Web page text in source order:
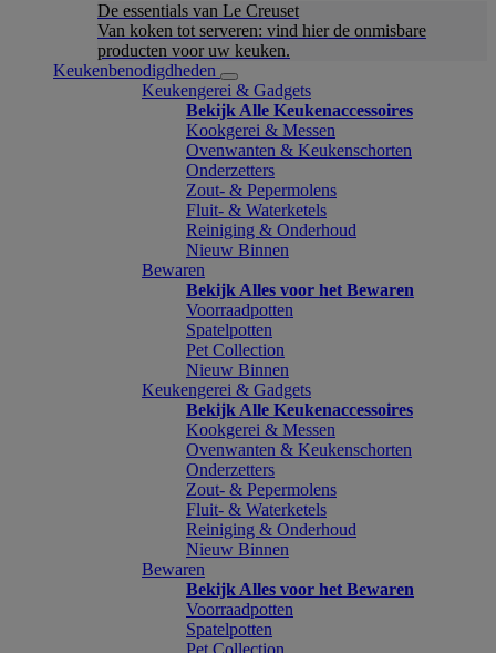
De essentials van Le Creuset
Van koken tot serveren: vind hier de onmisbare
producten voor uw keuken.
Keukenbenodigdheden
Keukengerei & Gadgets
Bekijk Alle Keukenaccessoires
Kookgerei & Messen
Ovenwanten & Keukenschorten
Onderzetters
Zout- & Pepermolens
Fluit- & Waterketels
Reiniging & Onderhoud
Nieuw Binnen
Bewaren
Bekijk Alles voor het Bewaren
Voorraadpotten
Spatelpotten
Pet Collection
Nieuw Binnen
Keukengerei & Gadgets
Bekijk Alle Keukenaccessoires
Kookgerei & Messen
Ovenwanten & Keukenschorten
Onderzetters
Zout- & Pepermolens
Fluit- & Waterketels
Reiniging & Onderhoud
Nieuw Binnen
Bewaren
Bekijk Alles voor het Bewaren
Voorraadpotten
Spatelpotten
Pet Collection